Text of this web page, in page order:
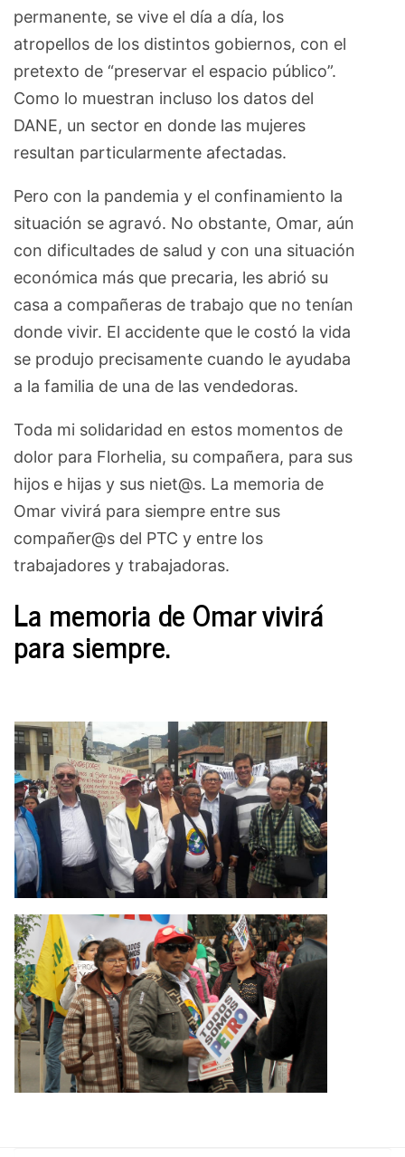
permanente, se vive el día a día, los
atropellos de los distintos gobiernos, con el
pretexto de “preservar el espacio público”.
Como lo muestran incluso los datos del
DANE, un sector en donde las mujeres
resultan particularmente afectadas.
Pero con la pandemia y el confinamiento la
situación se agravó. No obstante, Omar, aún
con dificultades de salud y con una situación
económica más que precaria, les abrió su
casa a compañeras de trabajo que no tenían
donde vivir. El accidente que le costó la vida
se produjo precisamente cuando le ayudaba
a la familia de una de las vendedoras.
Toda mi solidaridad en estos momentos de
dolor para Florhelia, su compañera, para sus
hijos e hijas y sus niet@s. La memoria de
Omar vivirá para siempre entre sus
compañer@s del PTC y entre los
trabajadores y trabajadoras.
La memoria de Omar vivirá
para siempre.